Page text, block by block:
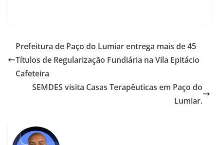
Prefeitura de Paço do Lumiar entrega mais de 45
Títulos de Regularização Fundiária na Vila Epitácio
Cafeteira
SEMDES visita Casas Terapêuticas em Paço do
Lumiar.